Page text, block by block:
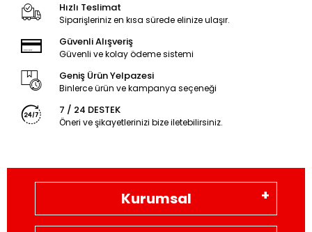
Hızlı Teslimat
Siparişleriniz en kısa sürede elinize ulaşır.
Güvenli Alışveriş
Güvenli ve kolay ödeme sistemi
Geniş Ürün Yelpazesi
Binlerce ürün ve kampanya seçeneği
7 / 24 DESTEK
Öneri ve şikayetlerinizi bize iletebilirsiniz.
Kurumsal